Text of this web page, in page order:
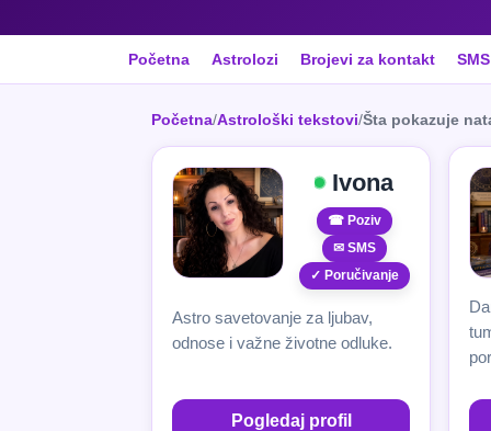
Početna Astrolozi Brojevi za kontakt SMS
Početna/Astrološki tekstovi/Šta pokazuje
Ivona
☎ Poziv
✉ SMS
✓ Poručivanje
Astro savetovanje za ljubav,
odnose i važne životne odluke.
Pogledaj profil